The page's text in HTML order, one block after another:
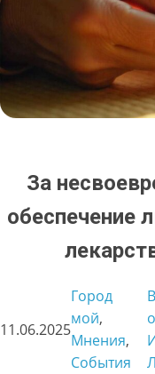
За
обеспечение
11.06.2025
Город
мой
Мнения
События